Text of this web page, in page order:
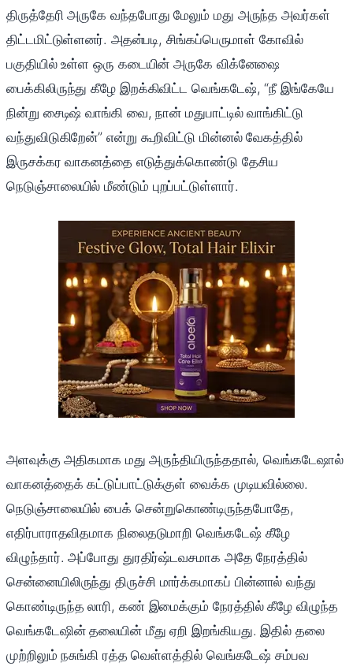
திருத்தேரி அருகே வந்தபோது மேலும் மது அருந்த அவர்கள்
திட்டமிட்டுள்ளனர். அதன்படி, சிங்கப்பெருமாள் கோவில்
பகுதியில் உள்ள ஒரு கடையின் அருகே விக்னேஷை
பைக்கிலிருந்து கீழே இறக்கிவிட்ட வெங்கடேஷ், “நீ இங்கேயே
நின்று சைடிஷ் வாங்கி வை, நான் மதுபாட்டில் வாங்கிட்டு
வந்துவிடுகிறேன்” என்று கூறிவிட்டு மின்னல் வேகத்தில்
இருசக்கர வாகனத்தை எடுத்துக்கொண்டு தேசிய
நெடுஞ்சாலையில் மீண்டும் புறப்பட்டுள்ளார்.
அளவுக்கு அதிகமாக மது அருந்தியிருந்ததால், வெங்கடேஷால்
வாகனத்தைக் கட்டுப்பாட்டுக்குள் வைக்க முடியவில்லை.
நெடுஞ்சாலையில் பைக் சென்றுகொண்டிருந்தபோதே,
எதிர்பாராதவிதமாக நிலைதடுமாறி வெங்கடேஷ் கீழே
விழுந்தார். அப்போது துரதிர்ஷ்டவசமாக அதே நேரத்தில்
சென்னையிலிருந்து திருச்சி மார்க்கமாகப் பின்னால் வந்து
கொண்டிருந்த லாரி, கண் இமைக்கும் நேரத்தில் கீழே விழுந்த
வெங்கடேஷின் தலையின் மீது ஏறி இறங்கியது. இதில் தலை
முற்றிலும் நசுங்கி ரத்த வெள்ளத்தில் வெங்கடேஷ் சம்பவ